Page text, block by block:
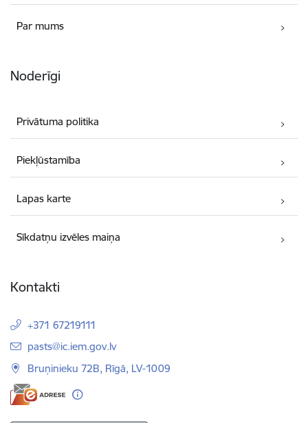
Par mums
Noderīgi
Privātuma politika
Piekļūstamība
Lapas karte
Sīkdatņu izvēles maiņa
Kontakti
+371 67219111
E-pasts:
pasts@ic.iem.gov.lv
Bruņinieku 72B, Rīgā, LV-1009